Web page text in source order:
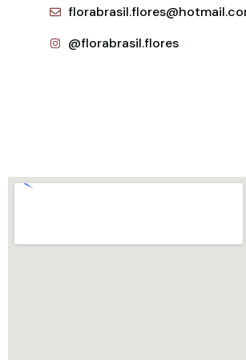
@florabrasil.flores